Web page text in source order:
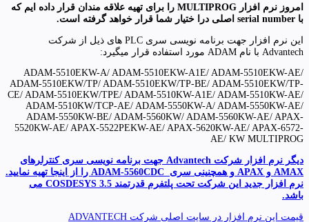
امروز نرم افزار MULTIPROG را برای تهیه علاقه مندان قرار داده ایم که
با serial number اصلی درا ختیار شما قرار خواهد گرفته است.
این نرم افزار جهت برنامه نویسی سری PLC های ذیل از شرکت
Advantech با نام ADAM مورد استفاده قرار میگیرد:
ADAM-5510EKW-A/ ADAM-5510EKW-A1E/ ADAM-5510EKW-AE/
ADAM-5510EKW/TP/ ADAM-5510EKW/TP-BE/ ADAM-5510EKW/TP-
CE/ ADAM-5510EKW/TPE/ ADAM-5510KW-A1E/ ADAM-5510KW-AE/
ADAM-5510KW/TCP-AE/ ADAM-5550KW-A/ ADAM-5550KW-AE/
ADAM-5550KW-BE/ ADAM-5560KW/ ADAM-5560KW-AE/ APAX-
5520KW-AE/ APAX-5522PEKW-AE/ APAX-5620KW-AE/ APAX-6572-
AE/ KW MULTIPROG
دیگر نرم افزار شرکت Advantech جهت برنامه نویسی سری کنترلرهای
AMAX و APAX و همچنینی سری ADAM-5560CDC را از اینجا تهیه نمایید.
نرم افزار جدید این شرکت تحت پلتفرم قدرتمند COSDESYS 3.5 می
باشد.
قیمت این نرم افزار در سایت اصلی شرکت ADVANTECH